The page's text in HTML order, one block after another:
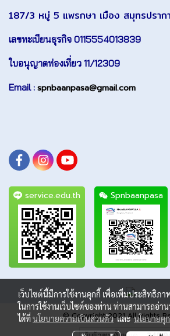
187/3 หมู่ 5 แพรกษา เมือง สมุทรปรา
เลขทะเบียนธุรกิจ 0115554013839
ใบอนุญาตท่องเที่ยว 11/12309
Email : spnbaanpasa@gmail.com
service.edu.th Spnbaanpasa
© Copyright 2021 All Rights
เว็บไซต์นี้มีการใช้งานคุกกี้ เพื่อเพิ่มประสิทธิภ
ในการใช้งานเว็บไซต์ของท่าน ท่านสามารถอ่า
ได้ที่นโยบายความเป็นส่วนตัวและนโยบายคุ